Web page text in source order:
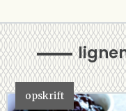
opskrift